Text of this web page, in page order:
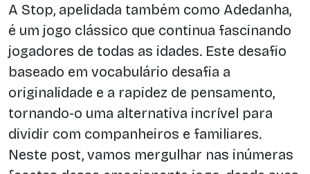
A Stop, apelidada também como Adedanha,
é um jogo clássico que continua fascinando
jogadores de todas as idades. Este desafio
baseado em vocabulário desafia a
originalidade e a rapidez de pensamento,
tornando-o uma alternativa incrível para
dividir com companheiros e familiares.
Neste post, vamos mergulhar nas inúmeras